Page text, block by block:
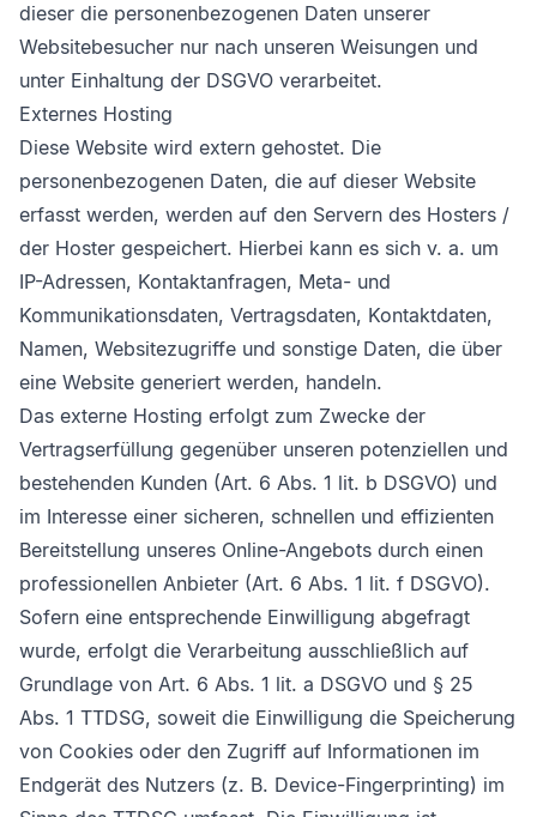
dieser die personenbezogenen Daten unserer
Websitebesucher nur nach unseren Weisungen und
unter Einhaltung der DSGVO verarbeitet.
Externes Hosting
Diese Website wird extern gehostet. Die
personenbezogenen Daten, die auf dieser Website
erfasst werden, werden auf den Servern des Hosters /
der Hoster gespeichert. Hierbei kann es sich v. a. um
IP-Adressen, Kontaktanfragen, Meta- und
Kommunikationsdaten, Vertragsdaten, Kontaktdaten,
Namen, Websitezugriffe und sonstige Daten, die über
eine Website generiert werden, handeln.
Das externe Hosting erfolgt zum Zwecke der
Vertragserfüllung gegenüber unseren potenziellen und
bestehenden Kunden (Art. 6 Abs. 1 lit. b DSGVO) und
im Interesse einer sicheren, schnellen und effizienten
Bereitstellung unseres Online-Angebots durch einen
professionellen Anbieter (Art. 6 Abs. 1 lit. f DSGVO).
Sofern eine entsprechende Einwilligung abgefragt
wurde, erfolgt die Verarbeitung ausschließlich auf
Grundlage von Art. 6 Abs. 1 lit. a DSGVO und § 25
Abs. 1 TTDSG, soweit die Einwilligung die Speicherung
von Cookies oder den Zugriff auf Informationen im
Endgerät des Nutzers (z. B. Device-Fingerprinting) im